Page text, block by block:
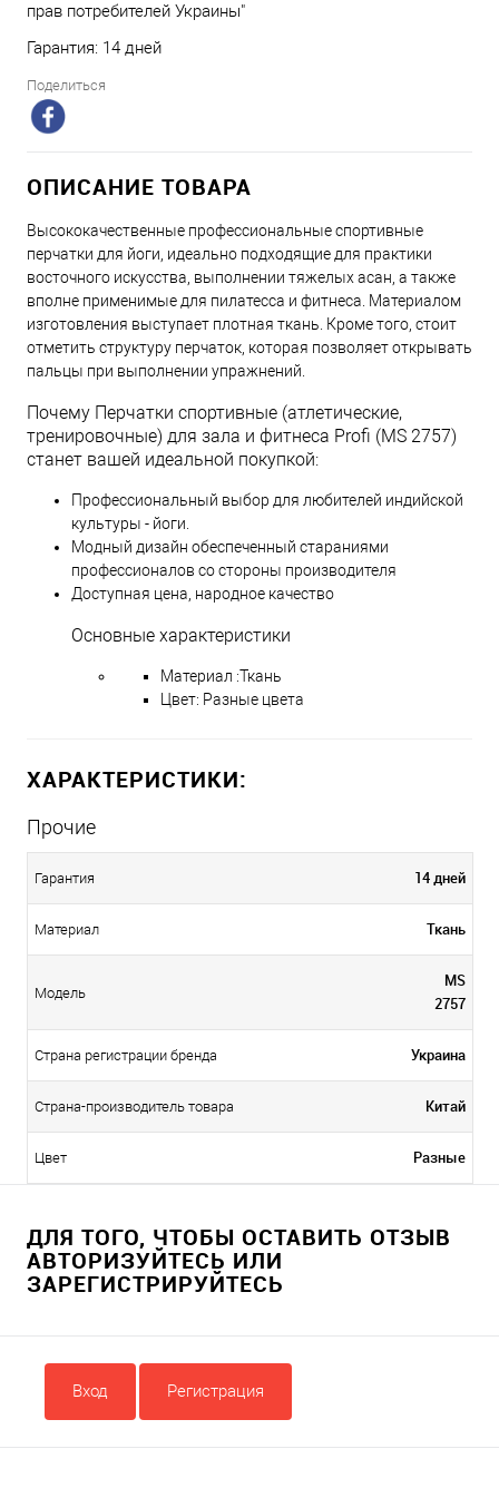
прав потребителей Украины"
Гарантия: 14 дней
Поделиться
ОПИСАНИЕ ТОВАРА
Высококачественные профессиональные спортивные
перчатки для йоги, идеально подходящие для практики
восточного искусства, выполнении тяжелых асан, а также
вполне применимые для пилатесса и фитнеса. Материалом
изготовления выступает плотная ткань. Кроме того, стоит
отметить структуру перчаток, которая позволяет открывать
пальцы при выполнении упражнений.
Почему Перчатки спортивные (атлетические,
тренировочные) для зала и фитнеса Profi (MS 2757)
станет вашей идеальной покупкой:
Профессиональный выбор для любителей индийской
культуры - йоги.
Модный дизайн обеспеченный стараниями
профессионалов со стороны производителя
Доступная цена, народное качество
Основные характеристики
Материал :Ткань
Цвет: Разные цвета
ХАРАКТЕРИСТИКИ:
Прочие
Гарантия 14 дней
Материал Ткань
Модель
MS
2757
Страна регистрации бренда Украина
Страна-производитель товара Китай
Цвет Разные
ДЛЯ ТОГО, ЧТОБЫ ОСТАВИТЬ ОТЗЫВ
АВТОРИЗУЙТЕСЬ ИЛИ
ЗАРЕГИСТРИРУЙТЕСЬ
Вход Регистрация